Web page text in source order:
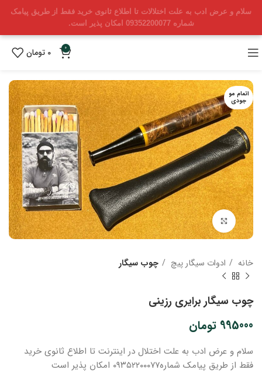
سلام و عرض ادب به علت اختلالات تا اطلاع ثانوی خرید فقط از طریق پیامک
شماره 09352200077 امکان پذیر است.
0
0 تومان
اتمام مو
جودی
بزرگنمایی تصویر
خانه ادوات سیگار پیچ چوب سیگار
چوب سیگار برایری رزینی
995000 تومان
سلام و عرض ادب به علت اختلال در اینترنت تا اطلاع ثانوی خرید
فقط از طریق پیامک شماره۰۹۳۵۲۲۰۰۰۷۷ امکان پذیر است